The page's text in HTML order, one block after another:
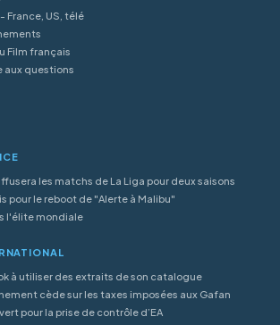
France, US, télé
Film français
aux questions
les matchs de La Liga pour deux saisons
pour le reboot de "Alerte à Malibu"
l'élite mondiale
à utiliser des extraits de son catalogue
cède sur les taxes imposées aux Gafan
pour la prise de contrôle d’EA